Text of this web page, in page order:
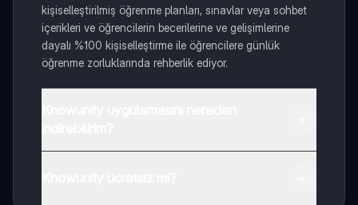
kişiselleştirilmiş öğrenme planları, sınavlar veya sohbet
içerikleri ve öğrencilerin becerilerine ve gelişimlerine
dayalı %100 kişiselleştirme ile öğrencilere günlük
öğrenme zorluklarında rehberlik ediyor.